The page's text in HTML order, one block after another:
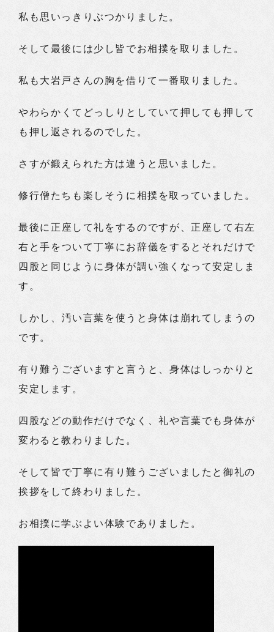
私も思いっきりぶつかりました。
そして最後には少し皆でお相撲を取りました。
私も大岩戸さんの胸を借りて一番取りました。
やわらかくてどっしりとしていて押しても押して
も押し返されるのでした。
さすが鍛えられた方は違うと思いました。
修行僧たちも楽しそうに相撲を取っていました。
最後に正座して礼をするのですが、正座して右左
右と手をついて丁寧にお辞儀をするとそれだけで
四股と同じように身体が調い強くなって安定しま
す。
しかし、汚い言葉を使うと身体は崩れてしまうの
です。
有り難うございますと言うと、身体はしっかりと
安定します。
四股などの動作だけでなく、礼や言葉でも身体が
変わると教わりました。
そして皆で丁寧に有り難うございましたと御礼の
挨拶をして終わりました。
お相撲に学ぶよい体験でありました。